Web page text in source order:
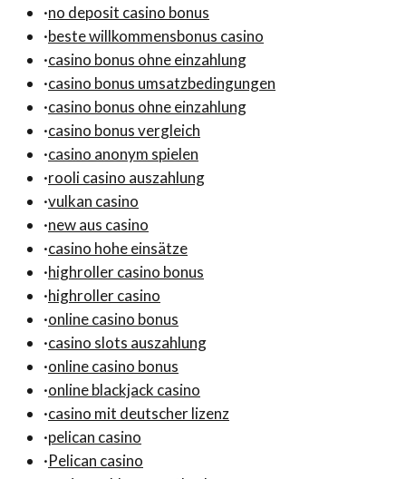
·no deposit casino bonus
·beste willkommensbonus casino
·casino bonus ohne einzahlung
·casino bonus umsatzbedingungen
·casino bonus ohne einzahlung
·casino bonus vergleich
·casino anonym spielen
·rooli casino auszahlung
·vulkan casino
·new aus casino
·casino hohe einsätze
·highroller casino bonus
·highroller casino
·online casino bonus
·casino slots auszahlung
·online casino bonus
·online blackjack casino
·casino mit deutscher lizenz
·pelican casino
·Pelican casino